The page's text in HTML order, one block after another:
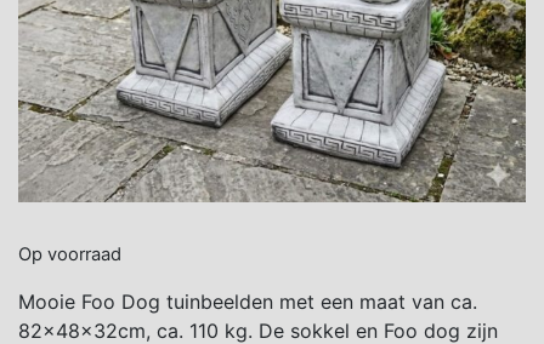
Op voorraad
Mooie Foo Dog tuinbeelden met een maat van ca.
82x48x32cm, ca. 110 kg. De sokkel en Foo dog zijn